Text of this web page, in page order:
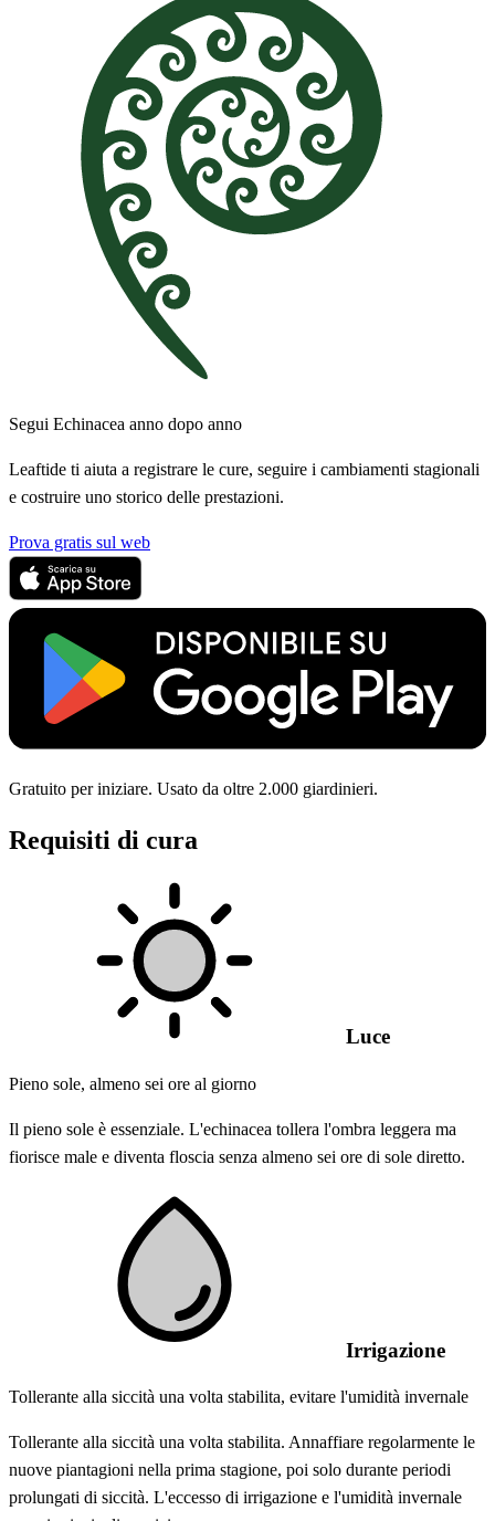
Segui Echinacea anno dopo anno
Leaftide ti aiuta a registrare le cure, seguire i cambiamenti stagionali
e costruire uno storico delle prestazioni.
Prova gratis sul web
Gratuito per iniziare. Usato da oltre 2.000 giardinieri.
Requisiti di cura
Luce
Pieno sole, almeno sei ore al giorno
Il pieno sole è essenziale. L'echinacea tollera l'ombra leggera ma
fiorisce male e diventa floscia senza almeno sei ore di sole diretto.
Irrigazione
Tollerante alla siccità una volta stabilita, evitare l'umidità invernale
Tollerante alla siccità una volta stabilita. Annaffiare regolarmente le
nuove piantagioni nella prima stagione, poi solo durante periodi
prolungati di siccità. L'eccesso di irrigazione e l'umidità invernale